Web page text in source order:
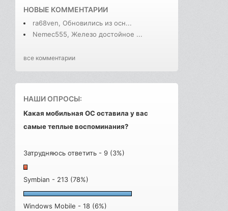
НОВЫЕ КОММЕНТАРИИ
ra68ven, Обновились из осн...
Nemec555, Железо достойное ...
все комментарии
НАШИ ОПРОСЫ:
Какая мобильная ОС оставила у вас
самые теплые воспоминания?
Затрудняюсь ответить - 9 (3%)
Symbian - 213 (78%)
Windows Mobile - 18 (6%)